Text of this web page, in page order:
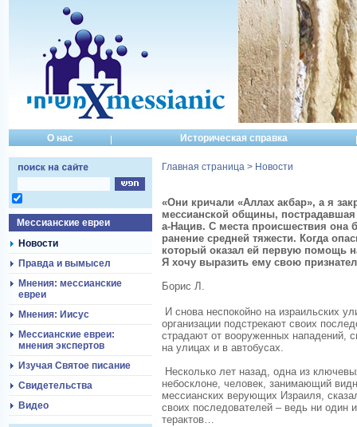
О нас Историческая справка
Мессианские евреи
Новости
Правда и вымысел
Мнения: мессианские
евреи
Мнения: Иисус
Мессианские евреи:
мнения экспертов
Изучая Святое писание
Свидетельства
Видео
Главная страница > Новости
«Они кричали «Аллах акбар», а я
мессианской общины,
а-Нацив. С места происшествия она
ранение средней тяжести. Когда
который оказал ей первую помощь
Я хочу выразить ему свою
Борис Л.
И снова неспокойно на израильских
организации подстрекают своих
страдают от вооруженных нападений,
на улицах и в автобусах.
Несколько лет назад, одна из
небосклоне, человек, занимающий
мессианских верующих Израиля,
своих последователей – ведь ни один
терактов…